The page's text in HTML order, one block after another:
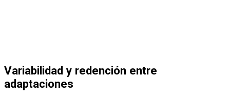
Variabilidad y redención entre
adaptaciones